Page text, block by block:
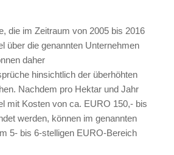
die im Zeitraum von 2005 bis 2016
über die genannten Unternehmen
daher
hinsichtlich der überhöhten
Nachdem pro Hektar und Jahr
mit Kosten von ca. EURO 150,- bis
werden, können im genannten
5- bis 6-stelligen EURO-Bereich